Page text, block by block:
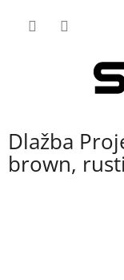
Dlažba
brown,